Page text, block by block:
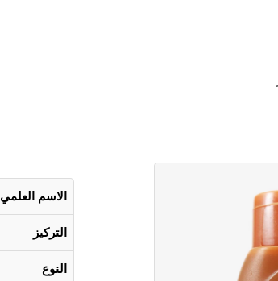
الاسم العلمي
التركيز
النوع